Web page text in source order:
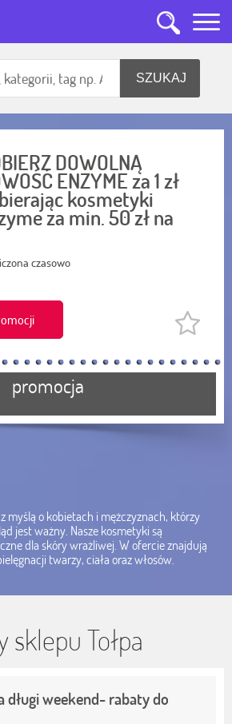
DOWOLNĄ
ENZYME za 1 zł
kosmetyki
za min. 50 zł na
czasowo
promocja
myślą o kobietach i mężczyznach, którzy
jest ważny. Nasze kosmetyki są
dla skóry wrażliwej. W ofercie znajdują
twarzy, ciała oraz włosów.
sklepu Tołpa
długi weekend- rabaty do